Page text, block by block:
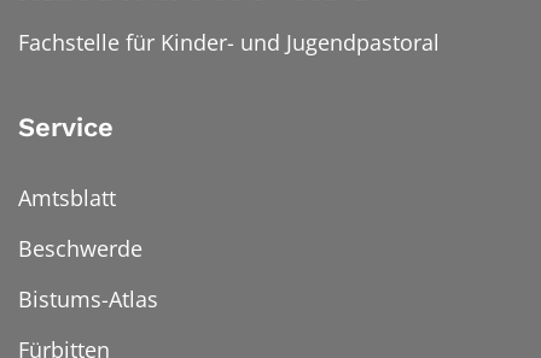
Fachstelle für Kinder- und Jugendpastoral
Service
Amtsblatt
Beschwerde
Bistums-Atlas
Fürbitten